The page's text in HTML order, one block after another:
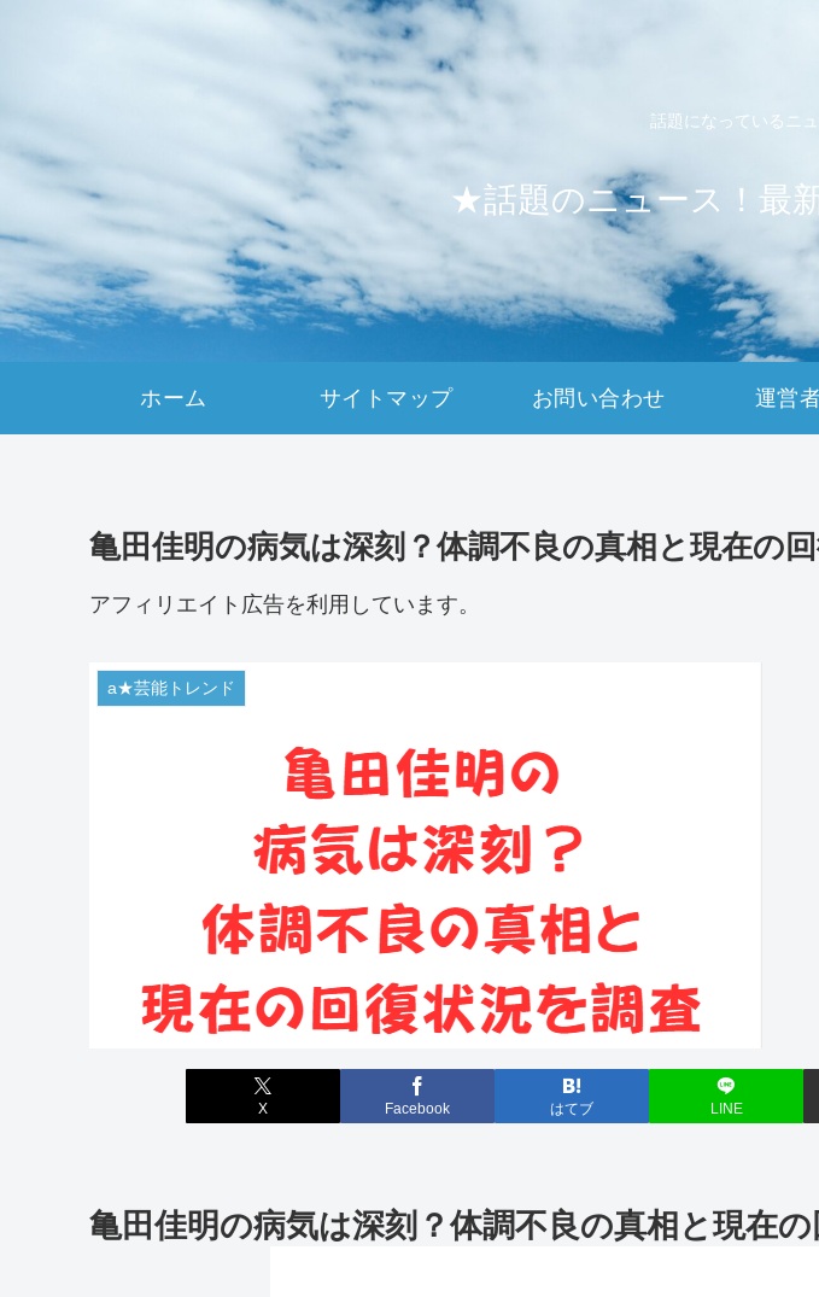
話題になっているニ
★話題のニュース！最
ホーム サイトマップ お問い合わせ 運営
亀田佳明の病気は深刻？体調不良の真相と現在の
アフィリエイト広告を利用しています。
a★芸能トレンド
X Facebook はてブ LINE
亀田佳明の病気は深刻？体調不良の真相と現在